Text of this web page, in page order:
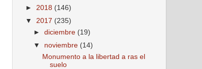
► 2018 (146)
▼ 2017 (235)
►diciembre (19)
▼ noviembre (14)
Monumento a la libertad a ras el
suelo